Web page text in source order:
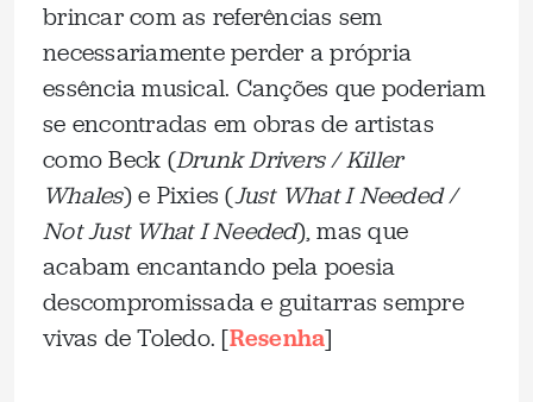
brincar com as referências sem
necessariamente perder a própria
essência musical. Canções que poderiam
se encontradas em obras de artistas
como Beck (Drunk Drivers / Killer
Whales) e Pixies (Just What I Needed /
Not Just What I Needed), mas que
acabam encantando pela poesia
descompromissada e guitarras sempre
vivas de Toledo. [Resenha]